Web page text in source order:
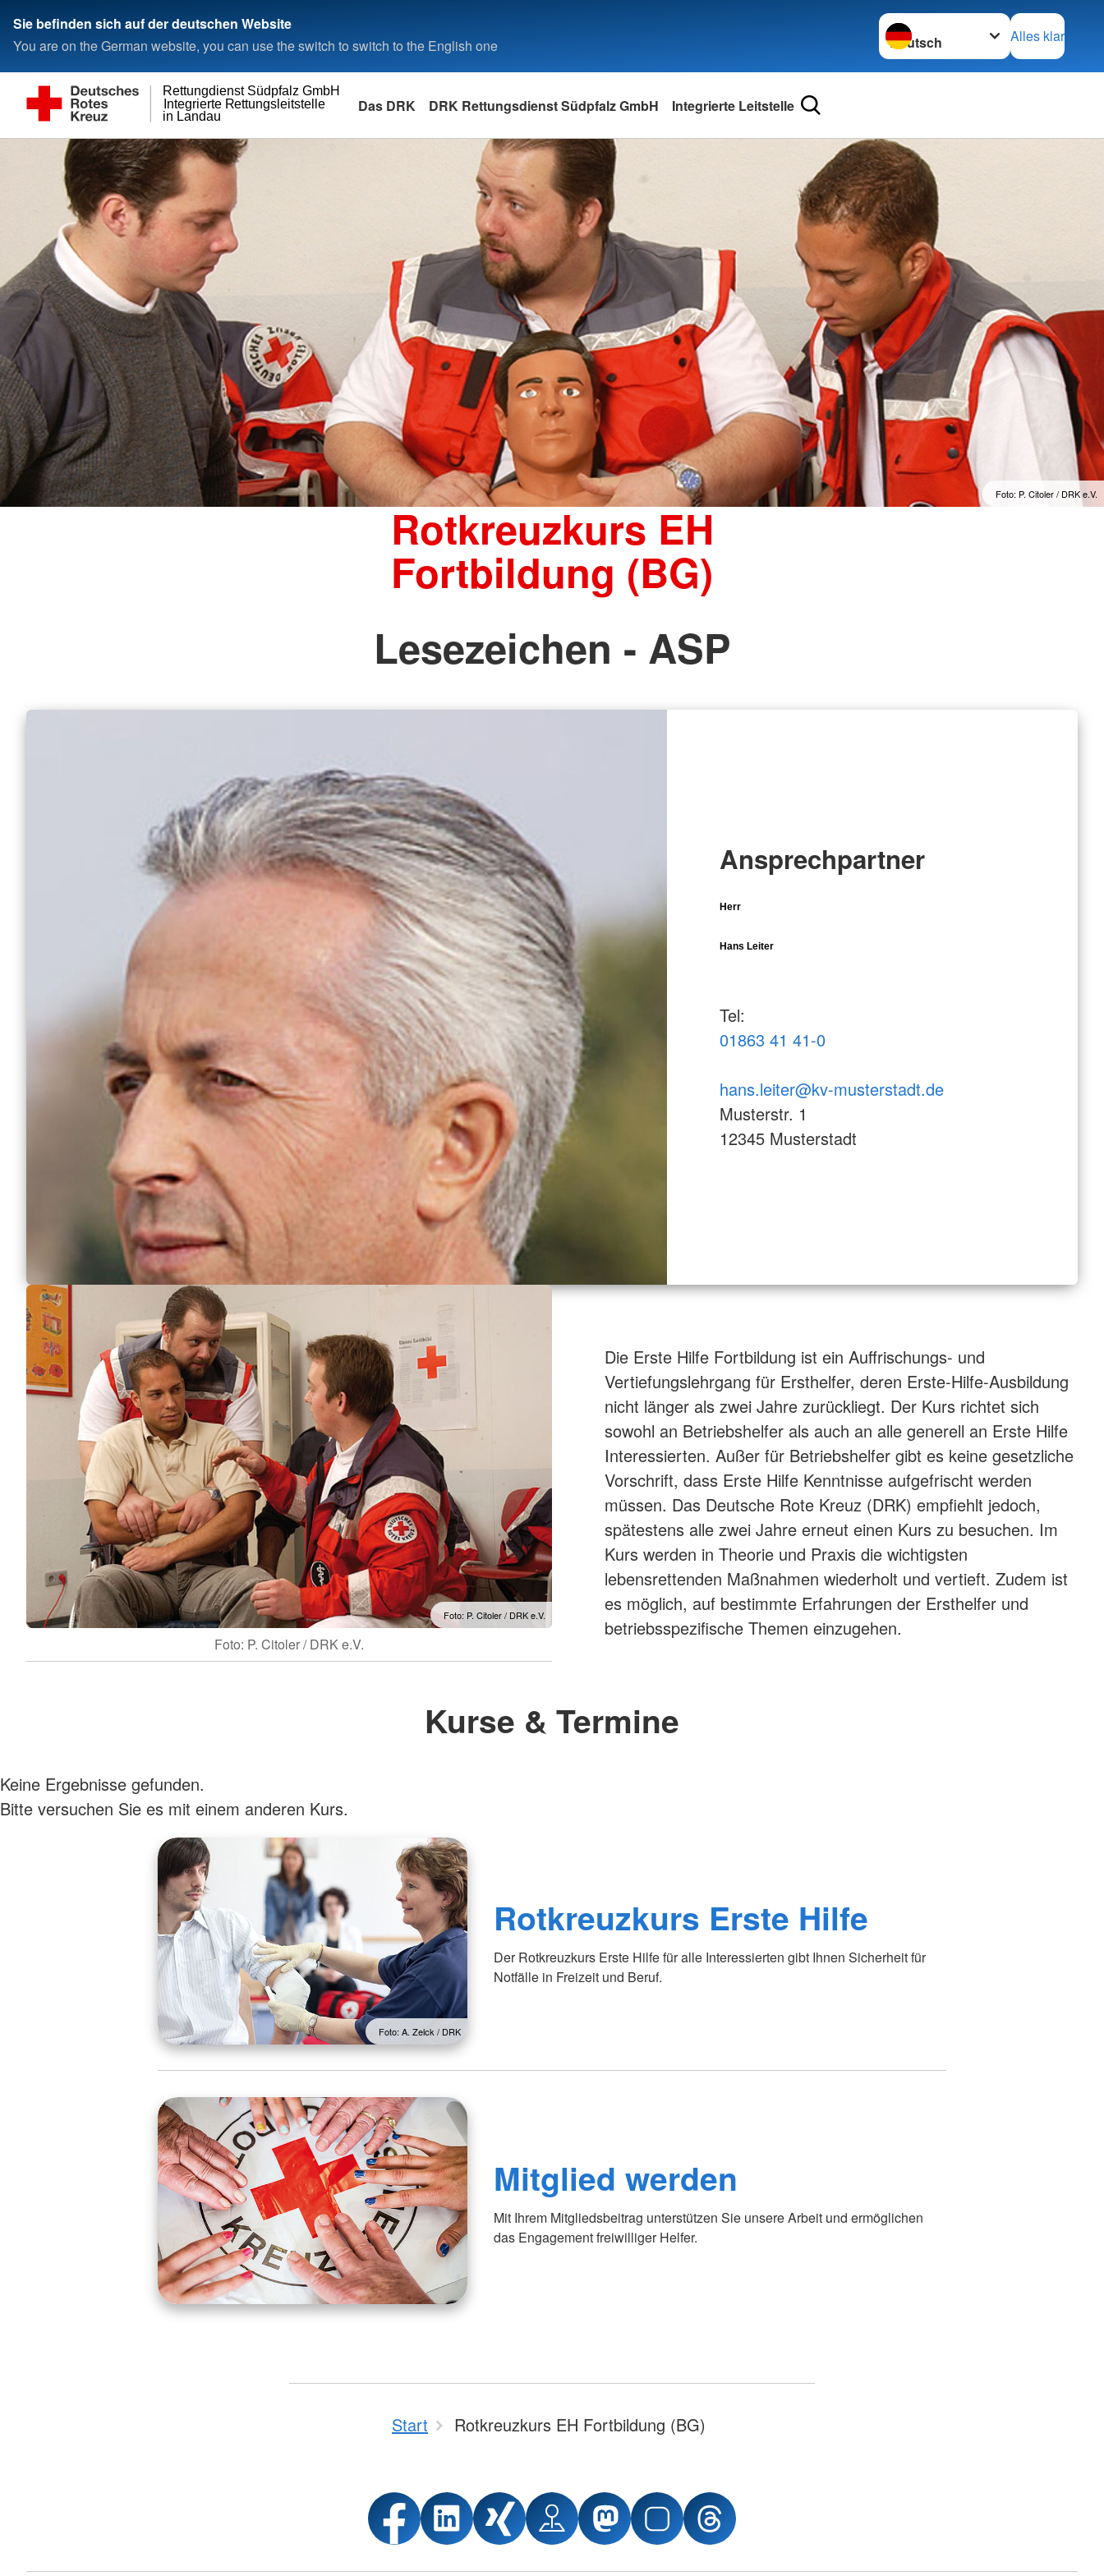
Sie befinden sich auf der deutschen Website
You are on the German website, you can use the switch to switch to the English one
Sprache wechseln zu
Alles klar
in Landau
Integrierte Rettungsleitstelle
Rettungdienst Südpfalz GmbH
Das DRK DRK Rettungsdienst Südpfalz GmbH Integrierte Leitstelle
Foto: P. Citoler / DRK e.V.
Rotkreuzkurs EH
Fortbildung (BG)
Lesezeichen - ASP
Ansprechpartner
Herr
Hans Leiter
Tel:
01863 41 41-0
hans.leiter@kv-musterstadt.de
Musterstr. 1
12345 Musterstadt
Foto: P. Citoler / DRK e.V.
Foto: P. Citoler / DRK e.V.
Die Erste Hilfe Fortbildung ist ein Auffrischungs- und
Vertiefungslehrgang für Ersthelfer, deren Erste-Hilfe-Ausbildung
nicht länger als zwei Jahre zurückliegt. Der Kurs richtet sich
sowohl an Betriebshelfer als auch an alle generell an Erste Hilfe
Interessierten. Außer für Betriebshelfer gibt es keine gesetzliche
Vorschrift, dass Erste Hilfe Kenntnisse aufgefrischt werden
müssen. Das Deutsche Rote Kreuz (DRK) empfiehlt jedoch,
spätestens alle zwei Jahre erneut einen Kurs zu besuchen. Im
Kurs werden in Theorie und Praxis die wichtigsten
lebensrettenden Maßnahmen wiederholt und vertieft. Zudem ist
es möglich, auf bestimmte Erfahrungen der Ersthelfer und
betriebsspezifische Themen einzugehen.
Kurse & Termine
Keine Ergebnisse gefunden.
Bitte versuchen Sie es mit einem anderen Kurs.
Foto: A. Zelck / DRK
Rotkreuzkurs Erste Hilfe
Der Rotkreuzkurs Erste Hilfe für alle Interessierten gibt Ihnen Sicherheit für
Notfälle in Freizeit und Beruf.
Mitglied werden
Mit Ihrem Mitgliedsbeitrag unterstützen Sie unsere Arbeit und ermöglichen
das Engagement freiwilliger Helfer.
Start Rotkreuzkurs EH Fortbildung (BG)